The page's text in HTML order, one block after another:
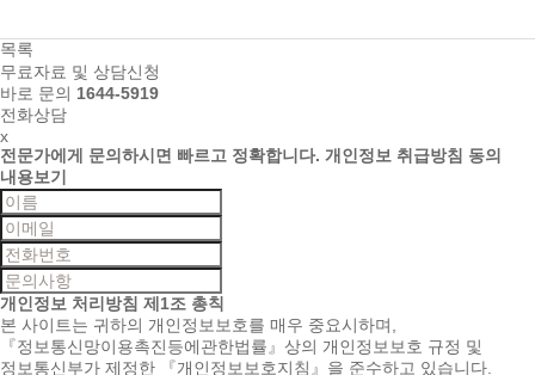
목록
무료자료 및 상담신청
바로 문의 1644-5919
전화상담
x
전문가에게 문의하시면 빠르고 정확합니다. 개인정보 취급방침 동의
내용보기
개인정보 처리방침 제1조 총칙
본 사이트는 귀하의 개인정보보호를 매우 중요시하며,
『정보통신망이용촉진등에관한법률』상의 개인정보보호 규정 및
정보통신부가 제정한 『개인정보보호지침』을 준수하고 있습니다.